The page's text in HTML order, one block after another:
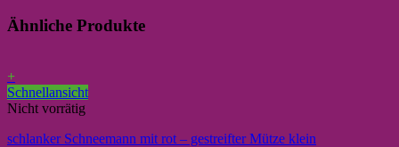
Ähnliche Produkte
+
Schnellansicht
Nicht vorrätig
schlanker Schneemann mit rot – gestreifter Mütze klein